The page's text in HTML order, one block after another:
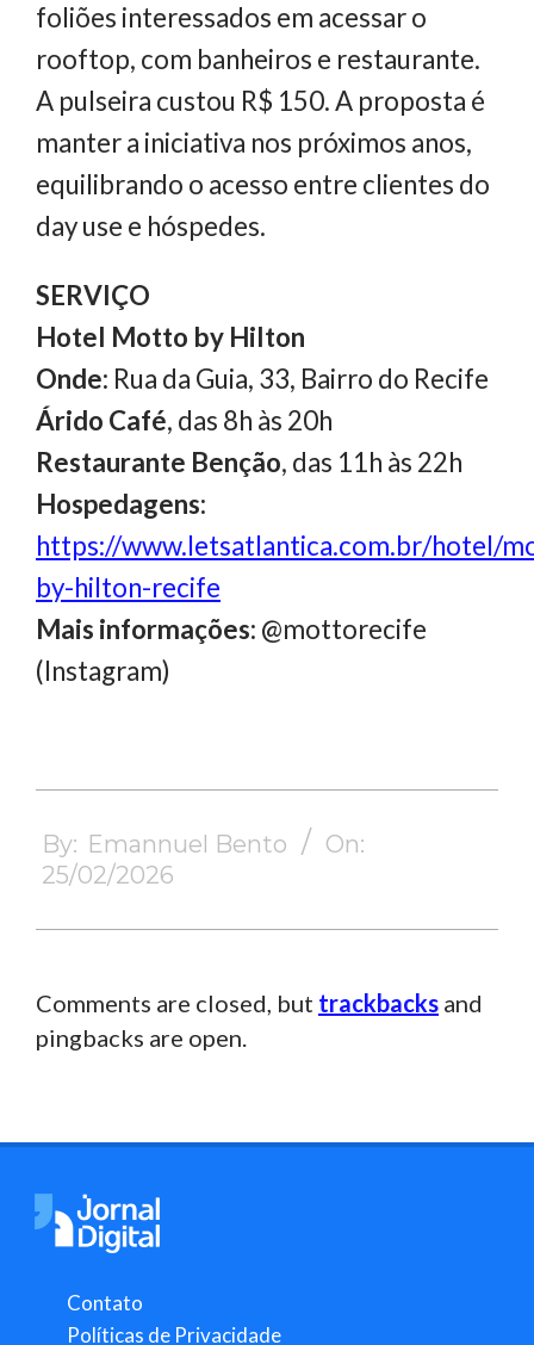
foliões interessados em acessar o
rooftop, com banheiros e restaurante.
A pulseira custou R$ 150. A proposta é
manter a iniciativa nos próximos anos,
equilibrando o acesso entre clientes do
day use e hóspedes.
SERVIÇO
Hotel Motto by Hilton
Onde: Rua da Guia, 33, Bairro do Recife
Árido Café, das 8h às 20h
Restaurante Benção, das 11h às 22h
Hospedagens:
https://www.letsatlantica.com.br/hotel/
by-hilton-recife
Mais informações: @mottorecife
(Instagram)
02-
25
By: Emannuel Bento
On:
25/02/2026
Comments are closed, but trackbacks and
pingbacks are open.
Contato
Políticas de Privacidade